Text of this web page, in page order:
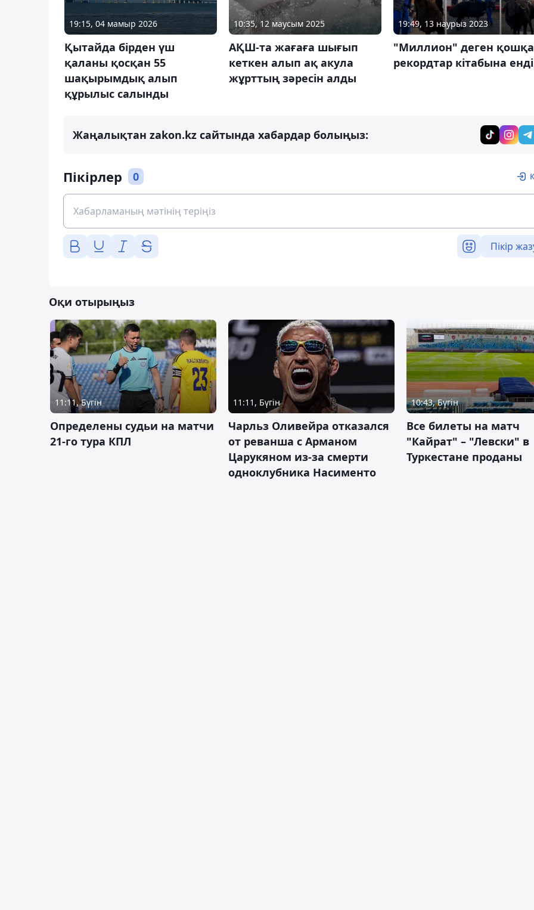
19:15, 04 мамыр 2026
Қытайда бірден үш
қаланы қосқан 55
шақырымдық алып
құрылыс салынды
10:35, 12 маусым 2025
АҚШ-та жағаға шығып
кеткен алып ақ акула
жұрттың зәресін алды
19:49, 13 наурыз 2023
"Миллион" деген
рекордтар кітабына енді
Жаңалықтан zakon.kz сайтында хабардар болыңыз:
Пікірлер 0
Пікір
Оқи отырыңыз
11:11, Бүгін
Определены судьи на матчи
21-го тура КПЛ
11:11, Бүгін
Чарльз Оливейра отказался
от реванша с Арманом
Царукяном из-за смерти
одноклубника Насименто
10:43, Бүгін
Все билеты на матч
"Кайрат" – "Левски" в
Туркестане проданы